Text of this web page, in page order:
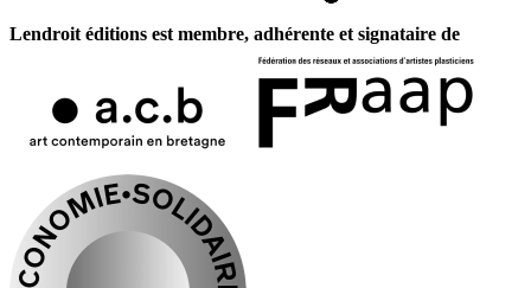
Lendroit éditions est membre, adhérente et signataire de